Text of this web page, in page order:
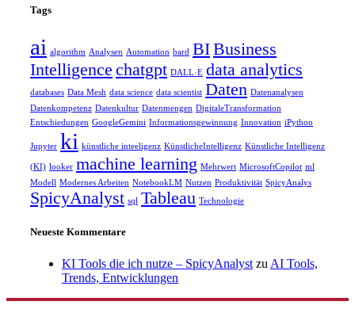
Tags
ai algorithm Analysen Automation bard BIBusiness
Intelligence chatgpt DALL·E data analytics
databases Data Mesh data science data scientist Daten Datenanalysen
Datenkompetenz Datenkultur Datenmengen DigitaleTransformation
Entschiedungen GoogleGemini Informationsgewinnung Innovation iPython
Jupyter ki künstliche inteeligenz KünstlicheIntelligenz Künstliche Intelligenz
(KI) looker machine learning Mehrwert MicrosoftCopilot ml
Modell Modernes Arbeiten NotebookLM Nutzen Produktivität SpicyAnalys
SpicyAnalyst sql Tableau Technologie
Neueste Kommentare
KI Tools die ich nutze – SpicyAnalyst zu AI Tools,
Trends, Entwicklungen